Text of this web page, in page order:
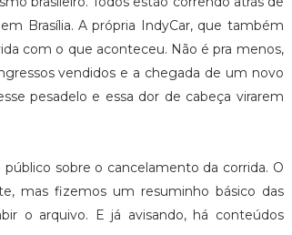
Brasília. A própria IndyCar, que também
com o que aconteceu. Não é pra menos,
vendidos e a chegada de um novo
pesadelo e essa dor de cabeça virarem
sobre o cancelamento da corrida. O
mas fizemos um resuminho básico das
o arquivo. E já avisando, há conteúdos